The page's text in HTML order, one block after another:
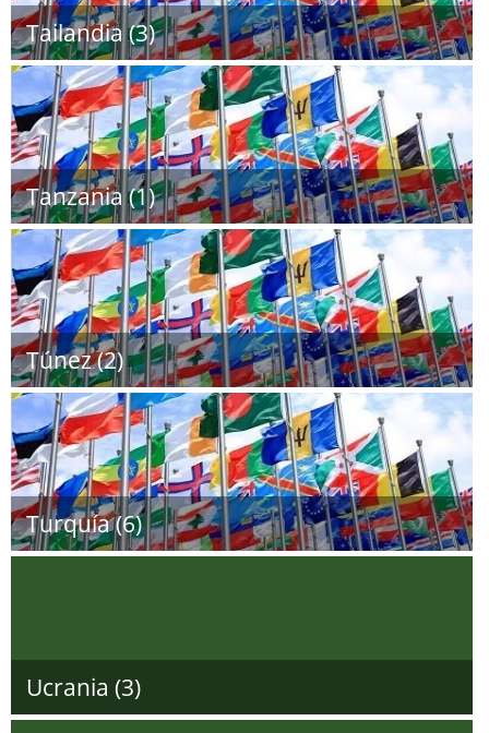
Tailandia (3)
Tanzania (1)
Túnez (2)
Turquía (6)
Ucrania (3)